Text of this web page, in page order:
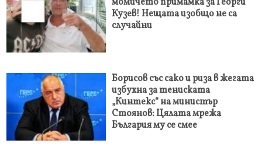
Кузев! Нещата изобщо не са
случайни
Борисов със сако и риза в жегата
избухна за тениската
„Кинтекс“ на министър
Стоянов: Цялата мрежа
България му се смее